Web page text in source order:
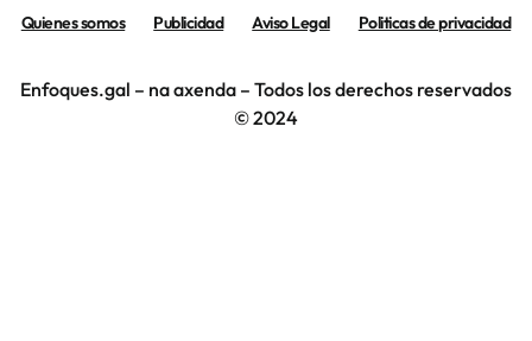
Quienes somos Publicidad Aviso Legal Politicas de privacidad
Enfoques.gal – na axenda – Todos los derechos reservados
© 2024